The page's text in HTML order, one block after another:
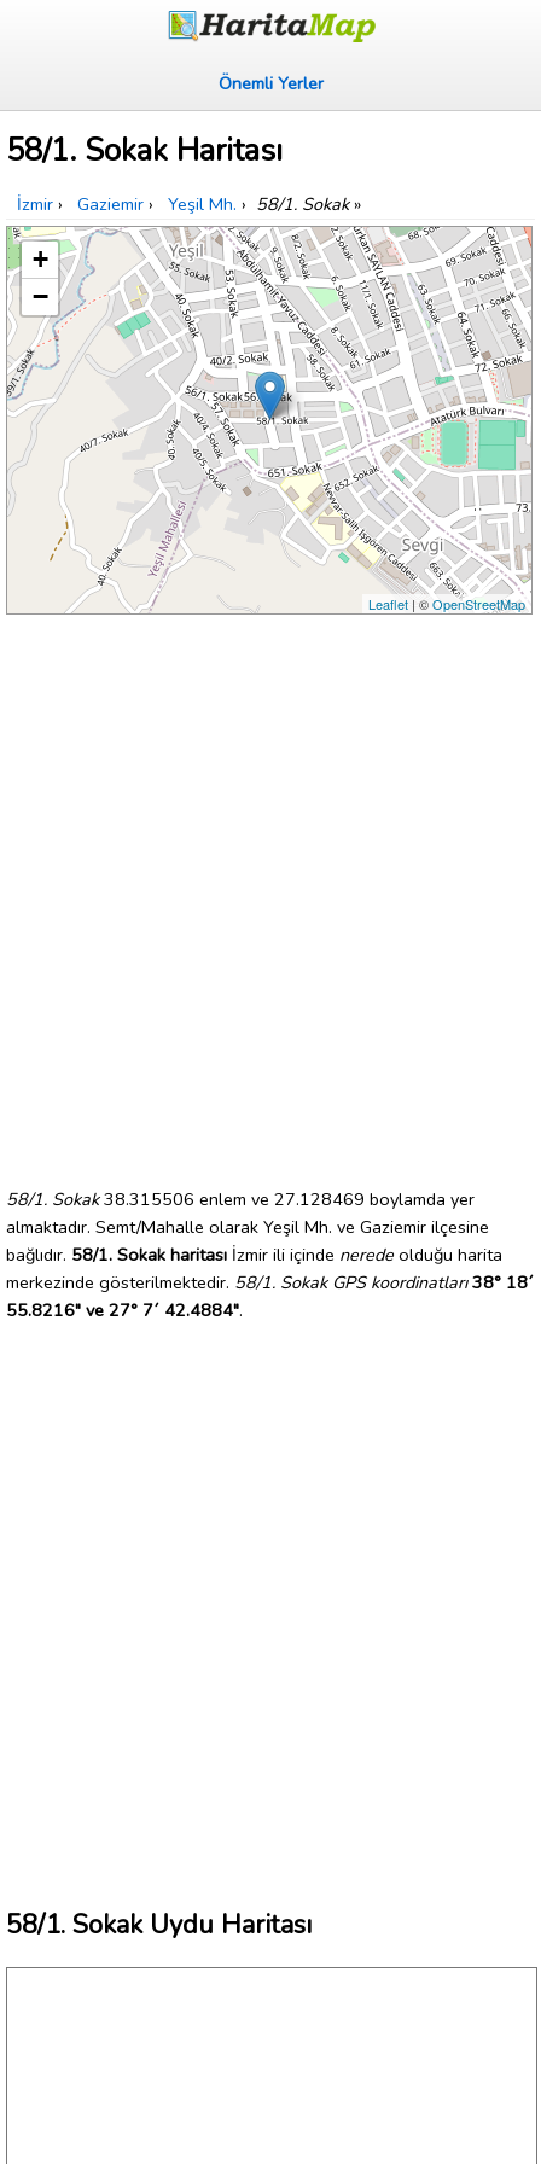
Önemli Yerler
58/1. Sokak Haritası
İzmir › Gaziemir › Yeşil Mh. › 58/1. Sokak»
+
−
Leaflet| ©OpenStreetMap
58/1. Sokak38.315506 enlem ve 27.128469 boylamda yer
almaktadır. Semt/Mahalle olarak Yeşil Mh. ve Gaziemir ilçesine
bağlıdır. 58/1. Sokak haritası İzmir ili içinde nerede olduğu harita
merkezinde gösterilmektedir. 58/1. Sokak GPS koordinatları 38° 18´
55.8216" ve 27° 7´ 42.4884".
58/1. Sokak Uydu Haritası